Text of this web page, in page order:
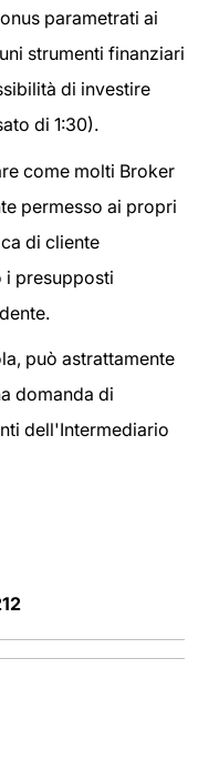
parametrati ai
strumenti finanziari
di investire
di 1:30).
come molti Broker
permesso ai propri
di cliente
i presupposti
può astrattamente
domanda di
dell'Intermediario